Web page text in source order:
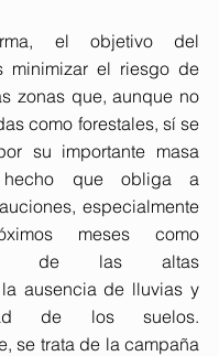
el objetivo del
minimizar el riesgo de
zonas que, aunque no
como forestales, sí se
su importante masa
que obliga a
especialmente
meses como
de las altas
la ausencia de lluvias y
de los suelos.
se trata de la campaña